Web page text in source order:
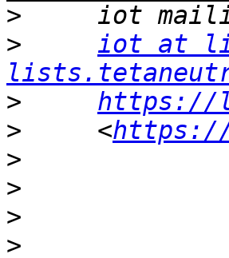
>
>
iot at
>
https://
>
     <
>
>
>
>